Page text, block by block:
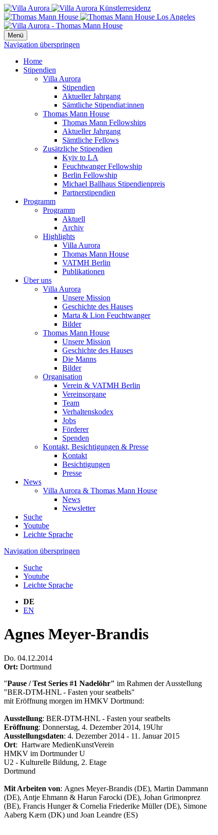
Menü
Navigation überspringen
Home
Stipendien
Villa Aurora
Stipendien
Aktueller Jahrgang
Sämtliche Stipendiat:innen
Thomas Mann House
Thomas Mann Fellowships
Aktueller Jahrgang
Sämtliche Fellows
Zusätzliche Stipendien
Kyiv to LA
Feuchtwanger Fellowship
Berlin Fellowship
Michael Ballhaus Stipendienpreis
Partnerstipendien
Programm
Programm
Aktuell
Archiv
Highlights
Villa Aurora
Thomas Mann House
VATMH Berlin
Publikationen
Über uns
Villa Aurora
Unsere Mission
Geschichte des Hauses
Marta & Lion Feuchtwanger
Bilder
Thomas Mann House
Unsere Mission
Geschichte des Hauses
Die Manns
Bilder
Organisation
Verein & VATMH Berlin
Vereinsorgane
Team
Verhaltenskodex
Jobs
Förderer
Spenden
Kontakt, Besichtigungen & Presse
Kontakt
Besichtigungen
Presse
News
Villa Aurora & Thomas Mann House
News
Newsletter
Suche
Youtube
Leichte Sprache
Navigation überspringen
Suche
Youtube
Leichte Sprache
DE
EN
Agnes Meyer-Brandis
Do. 04.12.2014
Ort: Dortmund
"Pause / Test Series #1 Nadelöhr" im Rahmen der Ausstellung
"BER-DTM-HNL - Fasten your seatbelts"
mit Eröffnung morgen im HMKV Dortmund:
Ausstellung: BER-DTM-HNL - Fasten your seatbelts
Eröffnung: Donnerstag, 4. Dezember 2014, 19Uhr
Ausstellungsdaten: 4. Dezember 2014 - 11. Januar 2015
Ort: Hartware MedienKunstVerein
HMKV im Dortmunder U
U2 - Kulturelle Bildung, 2. Etage
Dortmund
Mit Arbeiten von: Agnes Meyer-Brandis (DE), Martin Dammann
(DE), Antje Ehmann & Harun Farocki (DE), Johan Grimonprez
(BE), Francis Hunger & Cornelia Friederike Müller (DE), Simone
Aaberg Kærn (DK) und Joan Leandre (ES)